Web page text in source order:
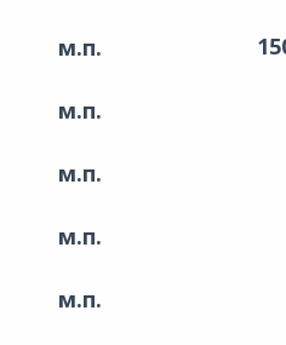
м.п.
м.п.
м.п.
м.п.
м.п.